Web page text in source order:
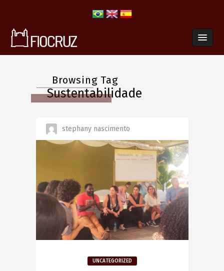
Browsing Tag
Sustentabilidade
stephany nascimento
UNCATEGORIZED